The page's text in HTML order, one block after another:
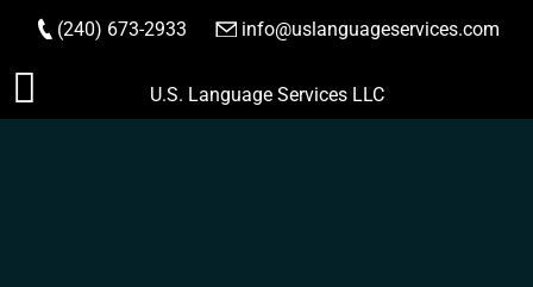
Saltar
(240) 673-2933 info@uslanguageservices.com
HACER PEDIDO
U.S. Language Services LLC